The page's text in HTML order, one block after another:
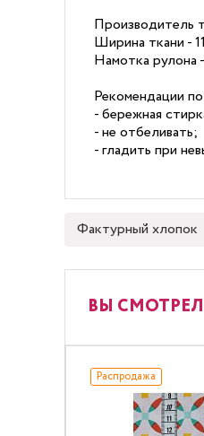
Производитель
Ширина ткани -
Намотка рулона
Рекомендации
- бережная
- не отбеливать;
- гладить при
Фактурный хлопок
ВЫ
Распродажа